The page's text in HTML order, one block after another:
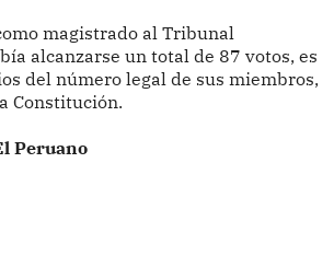
magistrado al Tribunal
alcanzarse un total de 87 votos, es
del número legal de sus miembros,
Constitución.
Peruano